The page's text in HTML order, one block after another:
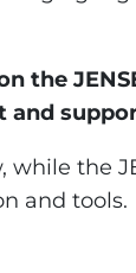
the
and
the
and tools.